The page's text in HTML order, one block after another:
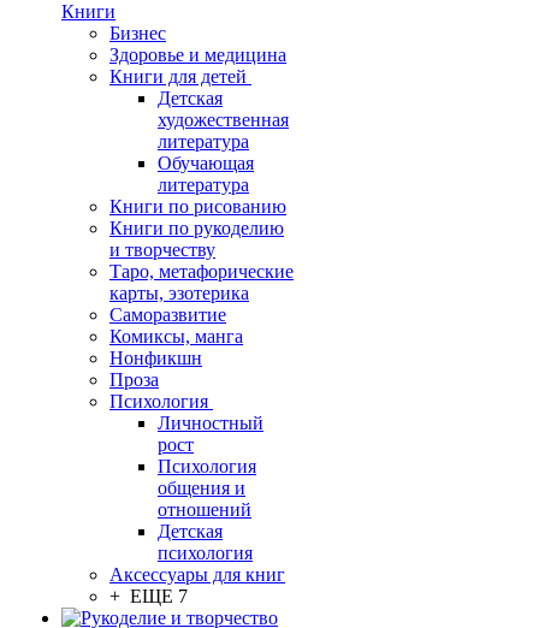
Книги
Бизнес
Здоровье и медицина
Книги для детей
Детская
художественная
литература
Обучающая
литература
Книги по рисованию
Книги по рукоделию
и творчеству
Таро, метафорические
карты, эзотерика
Саморазвитие
Комиксы, манга
Нонфикшн
Проза
Психология
Личностный
рост
Психология
общения и
отношений
Детская
психология
Аксессуары для книг
+ ЕЩЕ 7